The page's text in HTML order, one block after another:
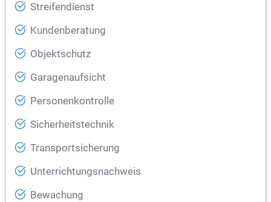
Streifendienst
Kundenberatung
Objektschutz
Garagenaufsicht
Personenkontrolle
Sicherheitstechnik
Transportsicherung
Unterrichtungsnachweis
Bewachung